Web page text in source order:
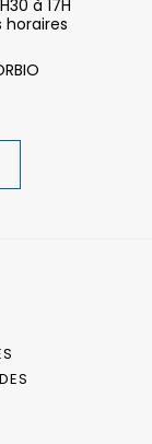
à 17H
horaires